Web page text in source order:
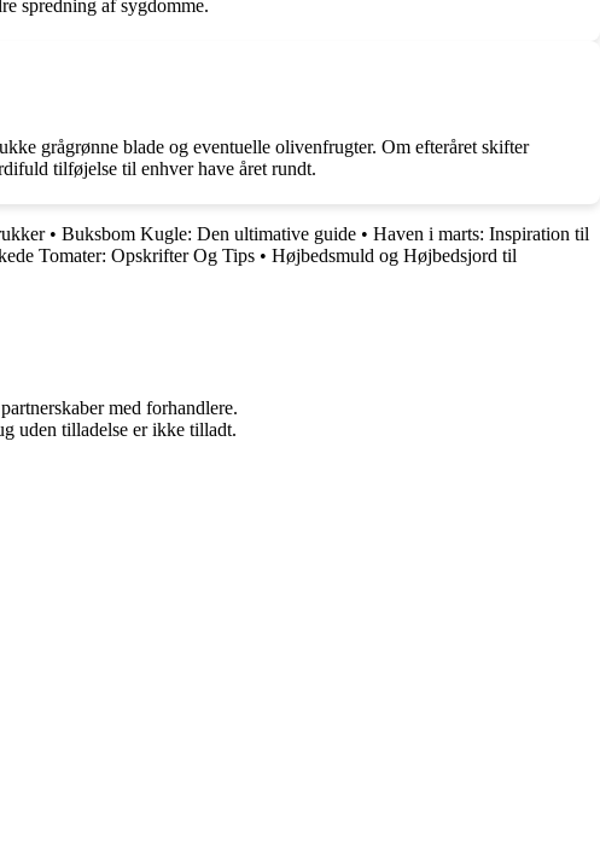
spredning af sygdomme.
grågrønne blade og eventuelle olivenfrugter. Om efteråret skifter
tilføjelse til enhver have året rundt.
• Buksbom Kugle: Den ultimative guide • Haven i marts: Inspiration til
Tomater: Opskrifter Og Tips • Højbedsmuld og Højbedsjord til
med forhandlere.
uden tilladelse er ikke tilladt.